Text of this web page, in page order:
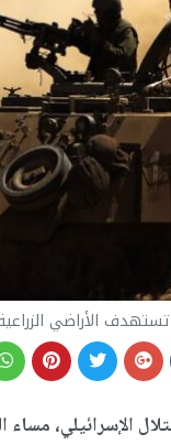
تستهدف الأراضي
الإسرائيلي، مساء